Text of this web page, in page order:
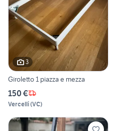
3
Giroletto 1 piazza e mezza
150 €
Vercelli(VC)